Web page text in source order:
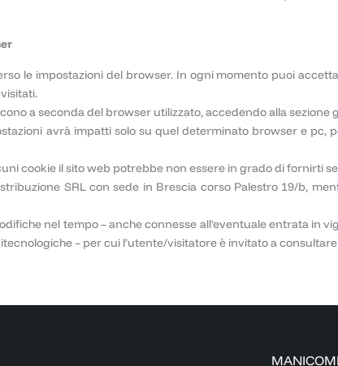
le impostazioni del browser. In ogni momento puoi
a seconda del browser utilizzato, accedendo alla
avrà impatti solo su quel determinato browser e
cookie il sito web potrebbe non essere in grado di fornirti
SRL con sede in Brescia corso Palestro 19/b,
nel tempo – anche connesse all'eventuale entrata in
– per cui l’utente/visitatore è invitato a